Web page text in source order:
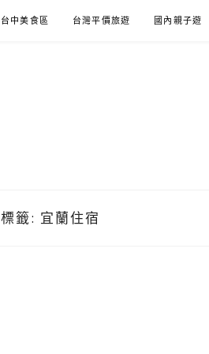
台中美食區 台灣平價旅遊 國內親子遊
標籤: 宜蘭住宿